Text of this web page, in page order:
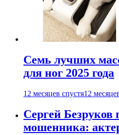
Семь лучших
для ног 2025 года
12 месяцев спустя12
Сергей Безруков
мошенника: